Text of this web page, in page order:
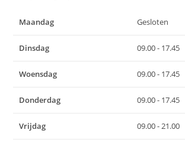
Maandag Gesloten
Dinsdag 09.00 - 17.45
Woensdag 09.00 - 17.45
Donderdag 09.00 - 17.45
Vrijdag 09.00 - 21.00